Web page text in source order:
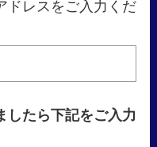
ドレスをご入力くだ
したら下記をご入力